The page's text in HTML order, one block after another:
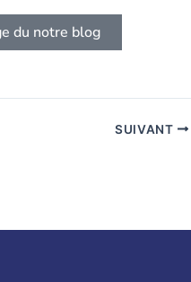
du notre blog
SUIVANT